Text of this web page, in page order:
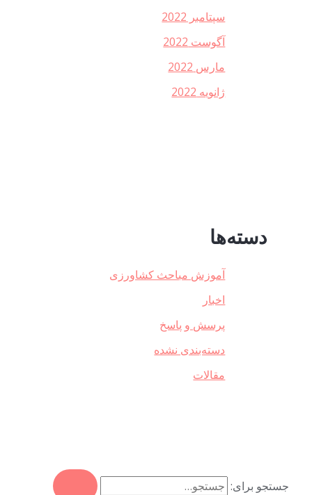
سپتامبر 2022
آگوست 2022
مارس 2022
ژانویه 2022
دسته‌ها
آموزش مباحث کشاورزی
اخبار
پرسش و پاسخ
دسته‌بندی نشده
مقالات
جستجو برای: